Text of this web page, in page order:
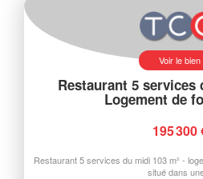
Voir le bien
Restaurant 5 services
Logement de
195 300
Restaurant 5 services du midi 103 m² -
situé dans